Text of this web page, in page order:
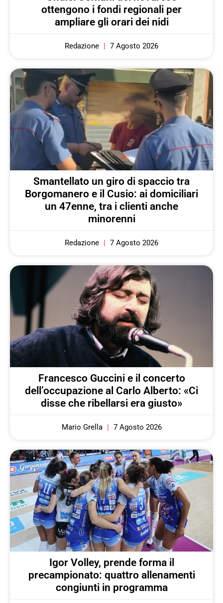
ottengono i fondi regionali per
ampliare gli orari dei nidi
Redazione 7 Agosto 2026
Smantellato un giro di spaccio tra
Borgomanero e il Cusio: ai domiciliari
un 47enne, tra i clienti anche
minorenni
Redazione 7 Agosto 2026
Francesco Guccini e il concerto
dell’occupazione al Carlo Alberto: «Ci
disse che ribellarsi era giusto»
Mario Grella 7 Agosto 2026
Igor Volley, prende forma il
precampionato: quattro allenamenti
congiunti in programma